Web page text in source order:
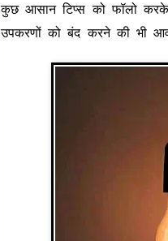
कुछ आसान टिप्स को फॉलो
उपकरणों को बंद करने की भी